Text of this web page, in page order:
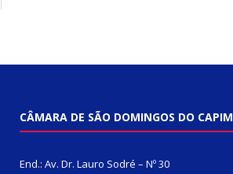
CÂMARA DE SÃO DOMINGOS DO CAPIM
End.: Av. Dr. Lauro Sodré – Nº 30